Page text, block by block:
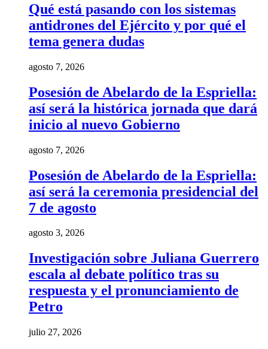
Qué está pasando con los sistemas
antidrones del Ejército y por qué el
tema genera dudas
agosto 7, 2026
Posesión de Abelardo de la Espriella:
así será la histórica jornada que dará
inicio al nuevo Gobierno
agosto 7, 2026
Posesión de Abelardo de la Espriella:
así será la ceremonia presidencial del
7 de agosto
agosto 3, 2026
Investigación sobre Juliana Guerrero
escala al debate político tras su
respuesta y el pronunciamiento de
Petro
julio 27, 2026